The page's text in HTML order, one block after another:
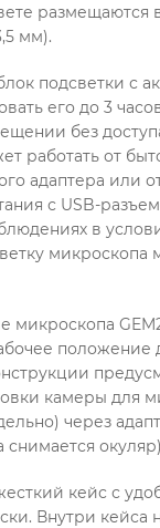
размещаются
мм).
подсветки с
его до 3
без
работать от
адаптера или
с USB-
в
микроскопа
микроскопа
положение
камеры для
через
снимается окуляр)
кейс с
Внутри кейса